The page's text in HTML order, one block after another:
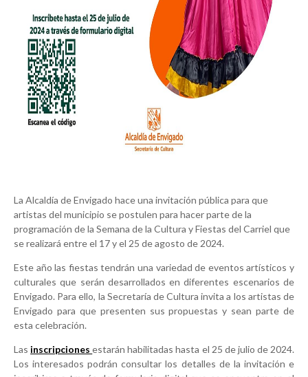
La Alcaldía de Envigado hace una invitación pública para que
artistas del municipio se postulen para hacer parte de la
programación de la Semana de la Cultura y Fiestas del Carriel que
se realizará entre el 17 y el 25 de agosto de 2024.
Este año las fiestas tendrán una variedad de eventos artísticos y
culturales que serán desarrollados en diferentes escenarios de
Envigado. Para ello, la Secretaría de Cultura invita a los artistas de
Envigado para que presenten sus propuestas y sean parte de
esta celebración.
Las inscripcionesestarán habilitadas hasta el 25 de julio de 2024.
Los interesados podrán consultar los detalles de la invitación e